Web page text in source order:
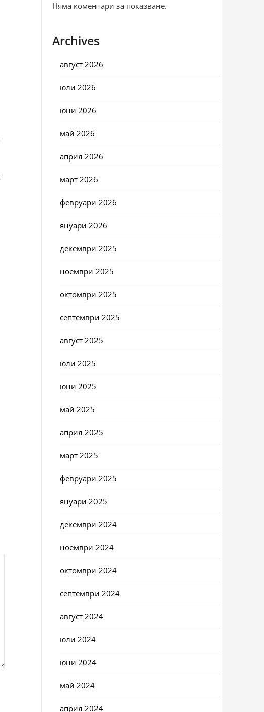
Няма коментари за показване.
Archives
август 2026
юли 2026
юни 2026
май 2026
април 2026
март 2026
февруари 2026
януари 2026
декември 2025
ноември 2025
октомври 2025
септември 2025
август 2025
юли 2025
юни 2025
май 2025
април 2025
март 2025
февруари 2025
януари 2025
декември 2024
ноември 2024
октомври 2024
септември 2024
август 2024
юли 2024
юни 2024
май 2024
април 2024